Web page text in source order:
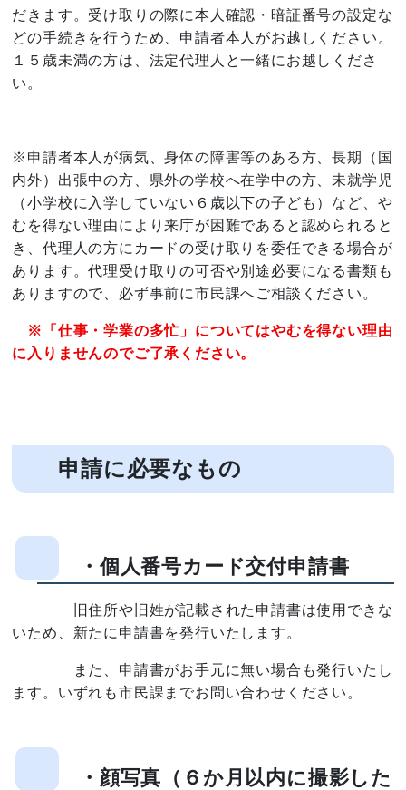
だきます。受け取りの際に本人確認・暗証番号の設定な
どの手続きを行うため、申請者本人がお越しください。
１５歳未満の方は、法定代理人と一緒にお越しくださ
い。
※申請者本人が病気、身体の障害等のある方、長期（国
内外）出張中の方、県外の学校へ在学中の方、未就学児
（小学校に入学していない６歳以下の子ども）など、や
むを得ない理由により来庁が困難であると認められると
き、代理人の方にカードの受け取りを委任できる場合が
あります。代理受け取りの可否や別途必要になる書類も
ありますので、必ず事前に市民課へご相談ください。
※「仕事・学業の多忙」についてはやむを得ない理由
に入りませんのでご了承ください。
申請に必要なもの
・個人番号カード交付申請書
旧住所や旧姓が記載された申請書は使用できな
いため、新たに申請書を発行いたします。
また、申請書がお手元に無い場合も発行いたし
ます。いずれも市民課までお問い合わせください。
・顔写真（６か月以内に撮影した